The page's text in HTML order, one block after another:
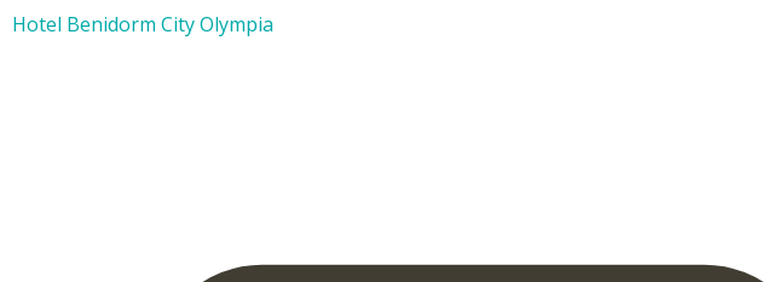
Hotel Benidorm City Olympia